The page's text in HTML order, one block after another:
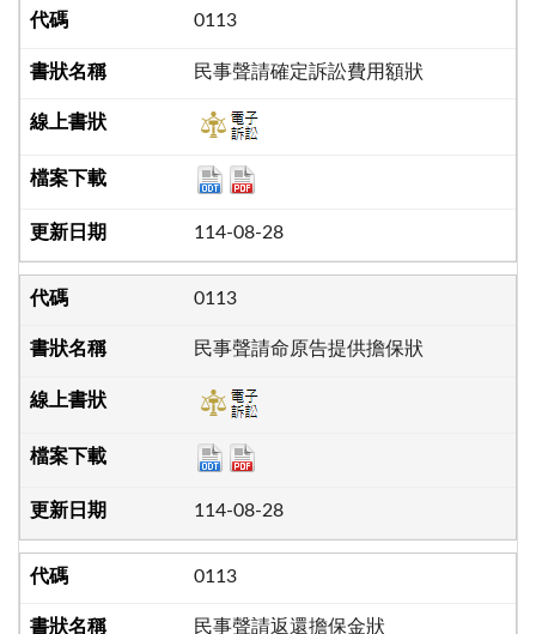
0113
民事聲請確定訴訟費用額狀
114-08-28
0113
民事聲請命原告提供擔保狀
114-08-28
0113
民事聲請返還擔保金狀